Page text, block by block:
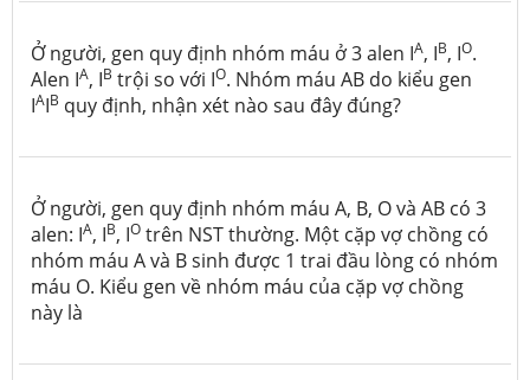
Ở người, gen quy định nhóm máu ở 3 alen IA, IB, IO.
Alen IA, IB trội so với IO. Nhóm máu AB do kiểu gen
IAIB quy định, nhận xét nào sau đây đúng?
Ở người, gen quy định nhóm máu A, B, O và AB có 3
alen: IA, IB, IO trên NST thường. Một cặp vợ chồng có
nhóm máu A và B sinh được 1 trai đầu lòng có nhóm
máu O. Kiểu gen về nhóm máu của cặp vợ chồng
này là